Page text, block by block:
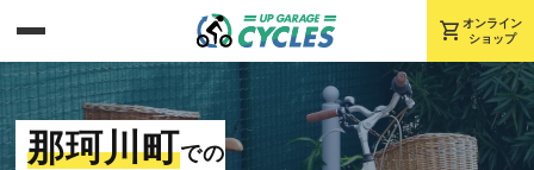
shopping_cart オンライン
ショップ
那珂川町での